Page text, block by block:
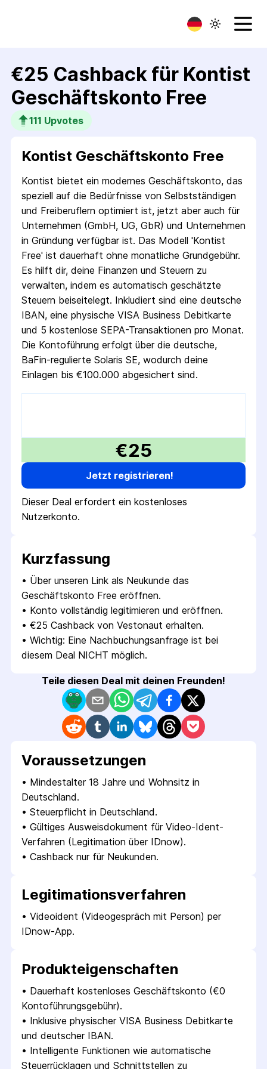
€25 Cashback für Kontist
Geschäfts­konto Free
111 Upvotes
Kontist Geschäftskonto Free
Kontist bietet ein modernes Geschäftskonto, das
speziell auf die Bedürfnisse von Selbstständigen
und Freiberuflern optimiert ist, jetzt aber auch für
Unternehmen (GmbH, UG, GbR) und Unternehmen
in Gründung verfügbar ist. Das Modell 'Kontist
Free' ist dauerhaft ohne monatliche Grundgebühr.
Es hilft dir, deine Finanzen und Steuern zu
verwalten, indem es automatisch geschätzte
Steuern beiseitelegt. Inkludiert sind eine deutsche
IBAN, eine physische VISA Business Debitkarte
und 5 kostenlose SEPA-Transaktionen pro Monat.
Die Kontoführung erfolgt über die deutsche,
BaFin-regulierte Solaris SE, wodurch deine
Einlagen bis €100.000 abgesichert sind.
€25
Jetzt registrieren!
Dieser Deal erfordert ein kostenloses
Nutzerkonto.
Kurzfassung
• Über unseren Link als Neukunde das
Geschäftskonto Free eröffnen.
• Konto vollständig legitimieren und eröffnen.
• €25 Cashback von Vestonaut erhalten.
• Wichtig: Eine Nachbuchungsanfrage ist bei
diesem Deal NICHT möglich.
Teile diesen Deal mit deinen Freunden!
Voraus­setzungen
• Mindestalter 18 Jahre und Wohnsitz in
Deutschland.
• Steuerpflicht in Deutschland.
• Gültiges Ausweisdokument für Video-Ident-
Verfahren (Legitimation über IDnow).
• Cashback nur für Neukunden.
Legitimations­verfahren
• Videoident (Videogespräch mit Person) per
IDnow-App.
Produkt­eigenschaften
• Dauerhaft kostenloses Geschäftskonto (€0
Kontoführungsgebühr).
• Inklusive physischer VISA Business Debitkarte
und deutscher IBAN.
• Intelligente Funktionen wie automatische
Steuerrücklagen und Schnittstellen zu